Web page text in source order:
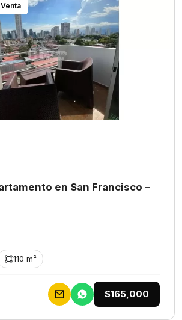
Venta
en San Francisco –
110 m²
$165,000